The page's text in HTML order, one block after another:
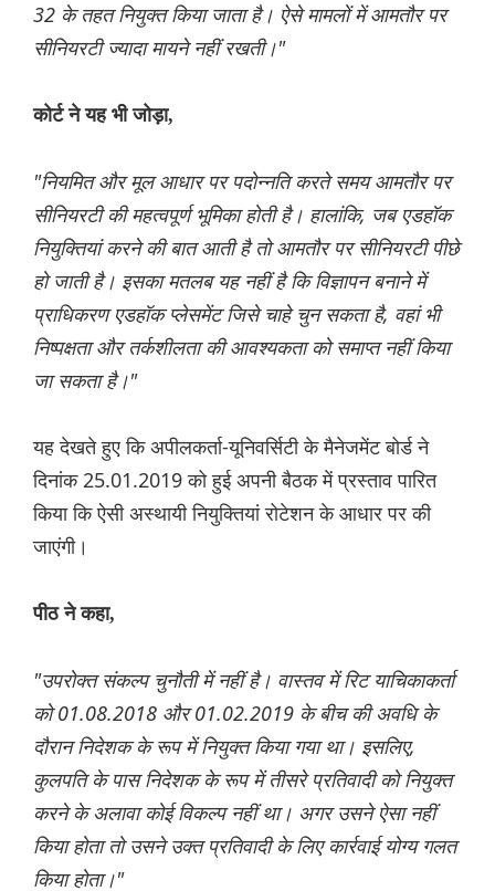
32 के तहत नियुक्त किया जाता है। ऐसे मामलों में आमतौर पर
सीनियरटी ज्यादा मायने नहीं रखती।"
कोर्ट ने यह भी जोड़ा,
"नियमित और मूल आधार पर पदोन्नति करते समय आमतौर पर
सीनियरटी की महत्वपूर्ण भूमिका होती है। हालांकि, जब एडहॉक
नियुक्तियां करने की बात आती है तो आमतौर पर सीनियरटी पीछे
हो जाती है। इसका मतलब यह नहीं है कि विज्ञापन बनाने में
प्राधिकरण एडहॉक प्लेसमेंट जिसे चाहे चुन सकता है, वहां भी
निष्पक्षता और तर्कशीलता की आवश्यकता को समाप्त नहीं किया
जा सकता है।"
यह देखते हुए कि अपीलकर्ता-यूनिवर्सिटी के मैनेजमेंट बोर्ड ने
दिनांक 25.01.2019 को हुई अपनी बैठक में प्रस्ताव पारित
किया कि ऐसी अस्थायी नियुक्तियां रोटेशन के आधार पर की
जाएंगी।
पीठ ने कहा,
"उपरोक्त संकल्प चुनौती में नहीं है। वास्तव में रिट याचिकाकर्ता
को 01.08.2018 और 01.02.2019 के बीच की अवधि के
दौरान निदेशक के रूप में नियुक्त किया गया था। इसलिए,
कुलपति के पास निदेशक के रूप में तीसरे प्रतिवादी को नियुक्त
करने के अलावा कोई विकल्प नहीं था। अगर उसने ऐसा नहीं
किया होता तो उसने उक्त प्रतिवादी के लिए कार्रवाई योग्य गलत
किया होता।"